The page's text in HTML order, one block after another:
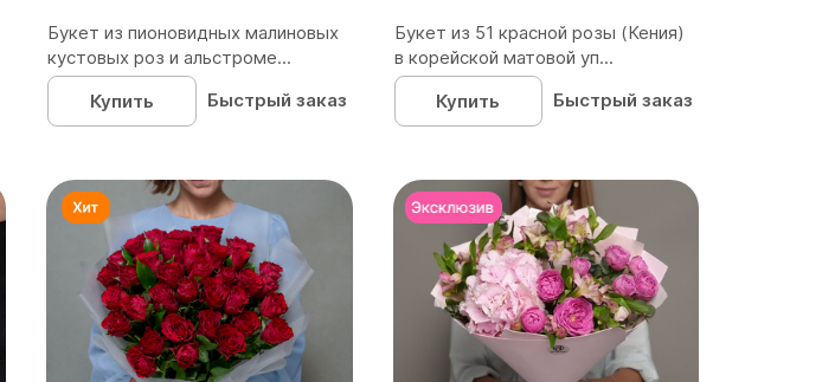
Букет из пионовидных малиновых
кустовых роз и альстроме...
Купить
Быстрый заказ
Букет из 51 красной розы (Кения)
в корейской матовой уп...
Купить
Быстрый заказ